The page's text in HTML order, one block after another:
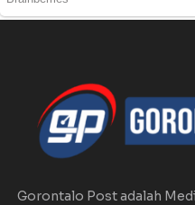
Gorontalo Post adalah